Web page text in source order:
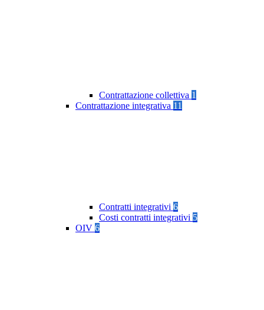
Contrattazione collettiva 1
Contrattazione integrativa 11
Contratti integrativi 6
Costi contratti integrativi 5
OIV 6